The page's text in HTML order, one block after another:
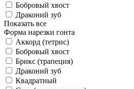
Бобровый хвост
Драконий зуб
Показать все
Форма нарезки гонта
Аккорд (тетрис)
Бобровый хвост
Брикс (трапеция)
Драконий зуб
Квадратный